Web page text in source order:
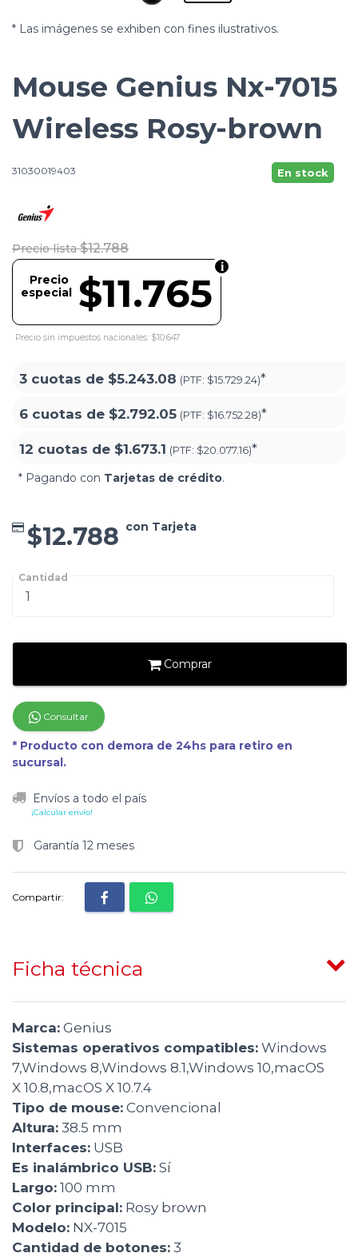
* Las imágenes se exhiben con fines ilustrativos.
Mouse Genius Nx-7015
Wireless Rosy-brown
31030019403 En stock
Precio lista $12.788
$11.765
Precio
especial
Precio sin impuestos nacionales: $10.647
3 cuotas de $5.243.08 (PTF: $15.729.24)*
6 cuotas de $2.792.05 (PTF: $16.752.28)*
12 cuotas de $1.673.1 (PTF: $20.077.16)*
* Pagando con Tarjetas de crédito.
$12.788 con Tarjeta
Cantidad
Comprar
Consultar
* Producto con demora de 24hs para retiro en
sucursal.
Envíos a todo el país
¡Calcular envío!
Garantía 12 meses
Compartir:
Ficha técnica
Marca: Genius
Sistemas operativos compatibles: Windows
7,Windows 8,Windows 8.1,Windows 10,macOS
X 10.8,macOS X 10.7.4
Tipo de mouse: Convencional
Altura: 38.5 mm
Interfaces: USB
Es inalámbrico USB: Sí
Largo: 100 mm
Color principal: Rosy brown
Modelo: NX-7015
Cantidad de botones: 3